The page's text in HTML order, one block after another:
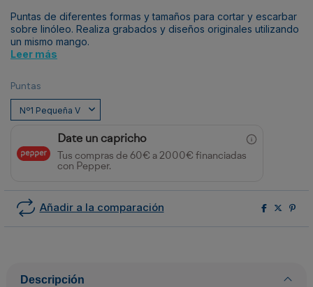
Puntas de diferentes formas y tamaños para cortar y escarbar
sobre linóleo. Realiza grabados y diseños originales utilizando
un mismo mango.
Leer más
Puntas
Date un capricho
Tus compras de 60€ a 2000€ financiadas
con Pepper.
Añadir a la comparación
Descripción